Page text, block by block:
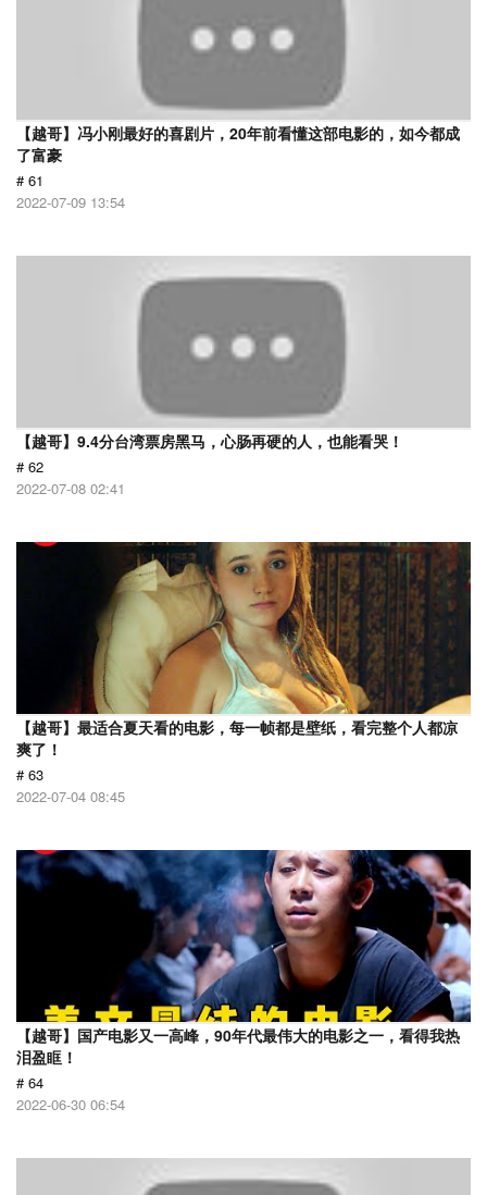
【越哥】冯小刚最好的喜剧片，20年前看懂这部电影的，如今都成
了富豪
# 61
2022-07-09 13:54
【越哥】9.4分台湾票房黑马，心肠再硬的人，也能看哭！
# 62
2022-07-08 02:41
【越哥】最适合夏天看的电影，每一帧都是壁纸，看完整个人都凉
爽了！
# 63
2022-07-04 08:45
【越哥】国产电影又一高峰，90年代最伟大的电影之一，看得我热
泪盈眶！
# 64
2022-06-30 06:54